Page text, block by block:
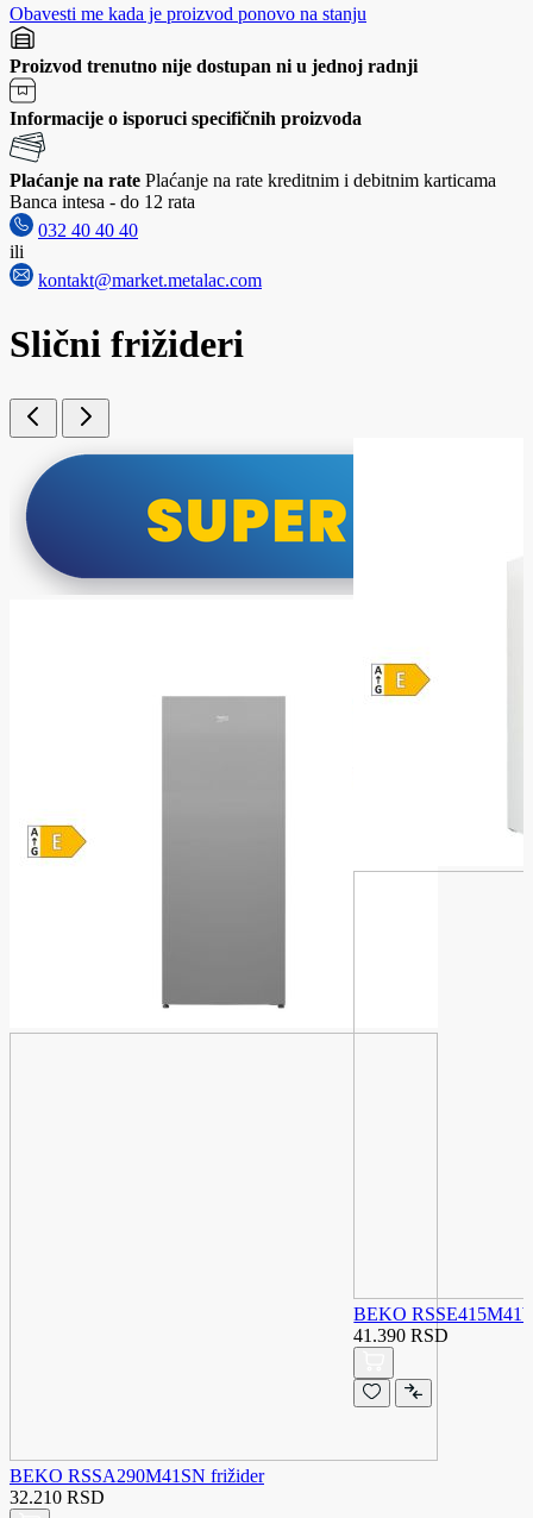
Obavesti me kada je proizvod ponovo na stanju
Proizvod trenutno nije dostupan ni u jednoj radnji
Informacije o isporuci specifičnih proizvoda
Plaćanje na rate Plaćanje na rate kreditnim i debitnim karticama
Banca intesa - do 12 rata
032 40 40 40
ili
kontakt@market.metalac.com
Slični frižideri
BEKO RSSA290M41SN frižider
32.210 RSD
BEKO
41.390 RSD